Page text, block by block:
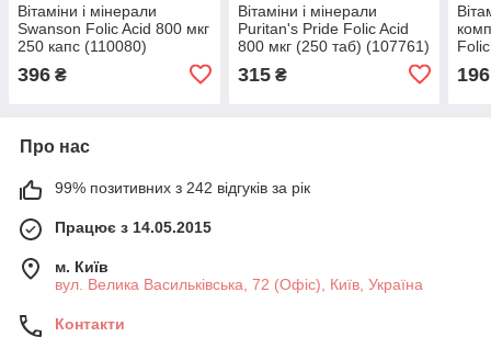
Вітаміни і мінерали
Swanson Folic Acid 800 мкг
250 капс (110080)
396 ₴
Вітаміни і мінерали
Puritan's Pride Folic Acid
800 мкг (250 таб) (107761)
315₴ 196
Про нас
99% позитивних з 242 відгуків за рік
Працює з 14.05.2015
м. Київ
вул. Велика Васильківська, 72 (Офіс), Київ, Україна
Контакти